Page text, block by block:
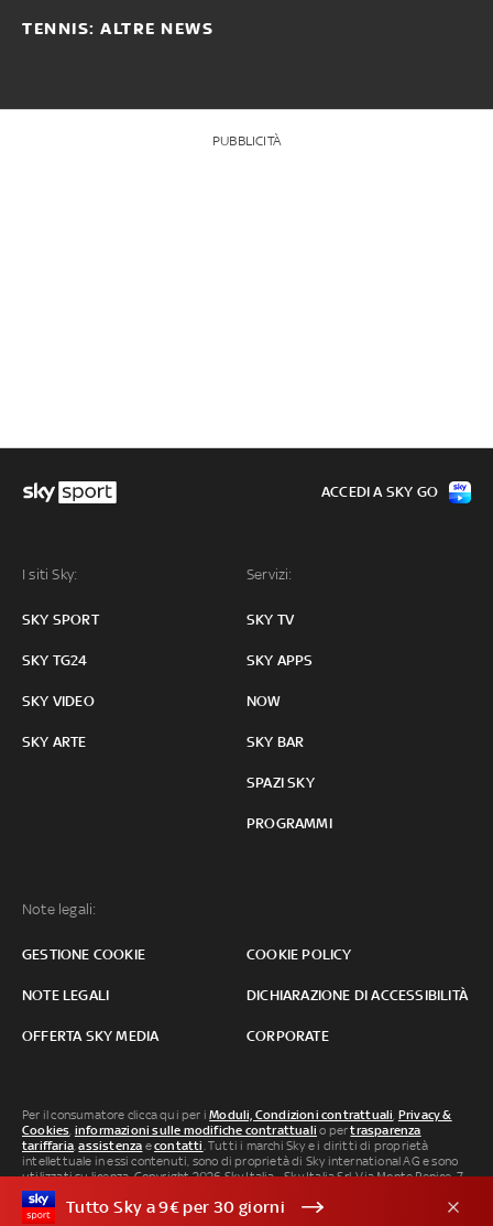
TENNIS: ALTRE NEWS
PUBBLICITÀ
I siti Sky:
SKY SPORT
SKY TG24
SKY VIDEO
SKY ARTE
Servizi:
SKY TV
SKY APPS
NOW
SKY BAR
SPAZI SKY
PROGRAMMI
Note legali:
GESTIONE COOKIE COOKIE POLICY
NOTE LEGALI DICHIARAZIONE DI ACCESSIBILITÀ
OFFERTA SKY MEDIA CORPORATE
ACCEDI A SKY GO
Per il consumatore clicca qui per iModuli, Condizioni contrattuali, Privacy &
Cookies, informazioni sulle modifiche contrattuali o pertrasparenza
tariffaria,assistenza econtatti. Tutti i marchi Sky e i diritti di proprietà
intellettuale in essi contenuti, sono di proprietà di Sky international AG e sono
utilizzati su licenza. Copyright 2026 Sky Italia - Sky Italia Srl Via Monte Penice, 7 -
20138 Milano P.IVA 04619241005. SkyTG24: ISSN 3035-1537 e SkySport: ISSN
3035-1545.Segnalazione Abusi
Tutto Sky a 9€ per 30 giorni